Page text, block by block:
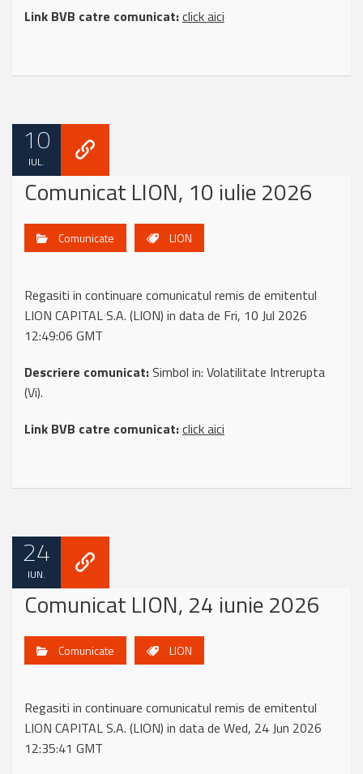
Link BVB catre comunicat:click aici
10
IUL.
Comunicat LION, 10 iulie 2026
Comunicate LION
Regasiti in continuare comunicatul remis de emitentul
LION CAPITAL S.A. (LION) in data de Fri, 10 Jul 2026
12:49:06 GMT
Descriere comunicat:Simbol in: Volatilitate Intrerupta
(Vi).
Link BVB catre comunicat:click aici
24
IUN.
Comunicat LION, 24 iunie 2026
Comunicate LION
Regasiti in continuare comunicatul remis de emitentul
LION CAPITAL S.A. (LION) in data de Wed, 24 Jun 2026
12:35:41 GMT